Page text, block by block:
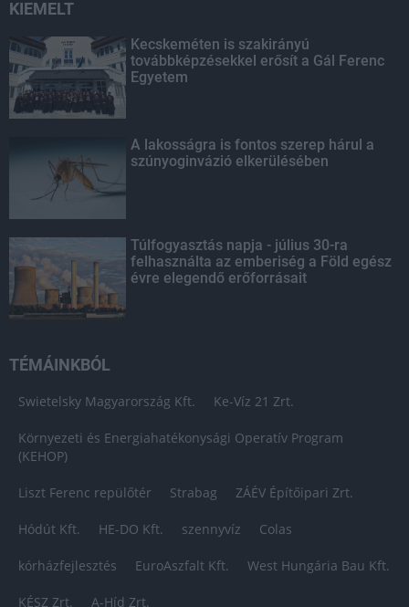
KIEMELT
Kecskeméten is szakirányú
továbbképzésekkel erősít a Gál Ferenc
Egyetem
A lakosságra is fontos szerep hárul a
szúnyoginvázió elkerülésében
Túlfogyasztás napja - július 30-ra
felhasználta az emberiség a Föld egész
évre elegendő erőforrásait
TÉMÁINKBÓL
Swietelsky Magyarország Kft. Ke-Víz 21 Zrt.
Környezeti és Energiahatékonysági Operatív Program
(KEHOP)
Liszt Ferenc repülőtér Strabag ZÁÉV Építőipari Zrt.
Hódút Kft. HE-DO Kft. szennyvíz Colas
kórházfejlesztés EuroAszfalt Kft. West Hungária Bau Kft.
KÉSZ Zrt. A-Híd Zrt.